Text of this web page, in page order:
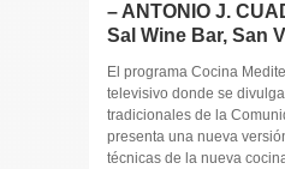
– ANTONIO J.
Sal Wine Bar, San
El programa Cocina
televisivo donde se
tradicionales de la
presenta una nueva
técnicas de la nueva